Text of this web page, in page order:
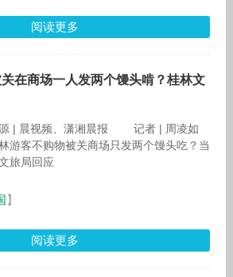
阅读更多
在商场一人发两个馒头啃？桂林文
| 晨视频、潇湘晨报 记者 | 周凌如
游客不购物被关商场只发两个馒头吃？当
旅局回应
】
阅读更多